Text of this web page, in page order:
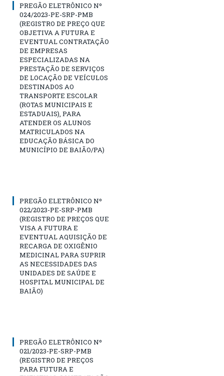
PREGÃO ELETRÔNICO Nº
024/2023-PE-SRP-PMB
(REGISTRO DE PREÇO QUE
OBJETIVA A FUTURA E
EVENTUAL CONTRATAÇÃO
DE EMPRESAS
ESPECIALIZADAS NA
PRESTAÇÃO DE SERVIÇOS
DE LOCAÇÃO DE VEÍCULOS
DESTINADOS AO
TRANSPORTE ESCOLAR
(ROTAS MUNICIPAIS E
ESTADUAIS), PARA
ATENDER OS ALUNOS
MATRICULADOS NA
EDUCAÇÃO BÁSICA DO
MUNICÍPIO DE BAIÃO/PA)
PREGÃO ELETRÔNICO Nº
022/2023-PE-SRP-PMB
(REGISTRO DE PREÇOS QUE
VISA A FUTURA E
EVENTUAL AQUISIÇÃO DE
RECARGA DE OXIGÊNIO
MEDICINAL PARA SUPRIR
AS NECESSIDADES DAS
UNIDADES DE SAÚDE E
HOSPITAL MUNICIPAL DE
BAIÃO)
PREGÃO ELETRÔNICO Nº
021/2023-PE-SRP-PMB
(REGISTRO DE PREÇOS
PARA FUTURA E